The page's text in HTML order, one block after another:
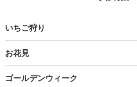
いちご狩り
お花見
ゴールデンウィーク